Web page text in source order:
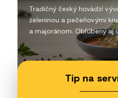
Tradičný český hovädzí
zeleninou a pečeňovými
a majoránom. Obľúbený aj
Tip na